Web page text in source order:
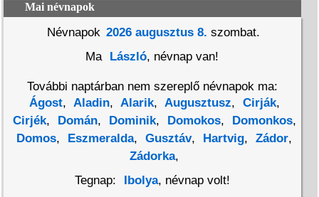
Mai névnapok
Névnapok 2026 augusztus 8. szombat.
Ma
László, névnap van!
További naptárban nem szereplő névnapok ma:
Ágost, Aladin, Alarik, Augusztusz, Cirják,
Cirjék, Domán, Dominik, Domokos, Domonkos,
Domos, Eszmeralda, Gusztáv, Hartvig, Zádor,
Zádorka,
Tegnap:
Ibolya, névnap volt!